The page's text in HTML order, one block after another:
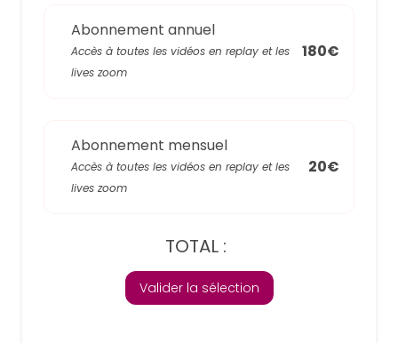
Abonnement annuel
Accès à toutes les vidéos en replay et les
lives zoom
180€
Abonnement mensuel
Accès à toutes les vidéos en replay et les
lives zoom
20€
TOTAL :
Valider la sélection